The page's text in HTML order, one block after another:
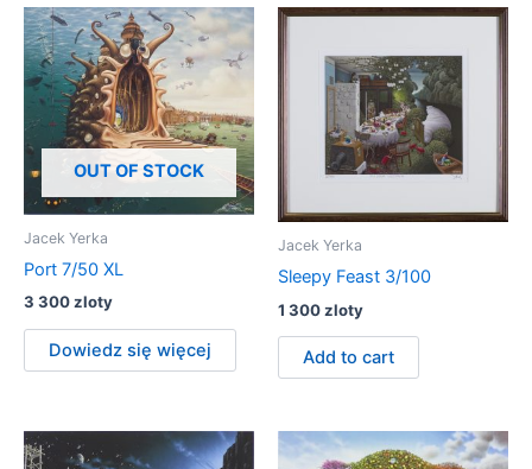
OUT OF STOCK
Jacek Yerka
Port 7/50 XL
3 300zloty
Dowiedz się więcej
Jacek Yerka
Sleepy Feast 3/100
1 300zloty
Add to cart